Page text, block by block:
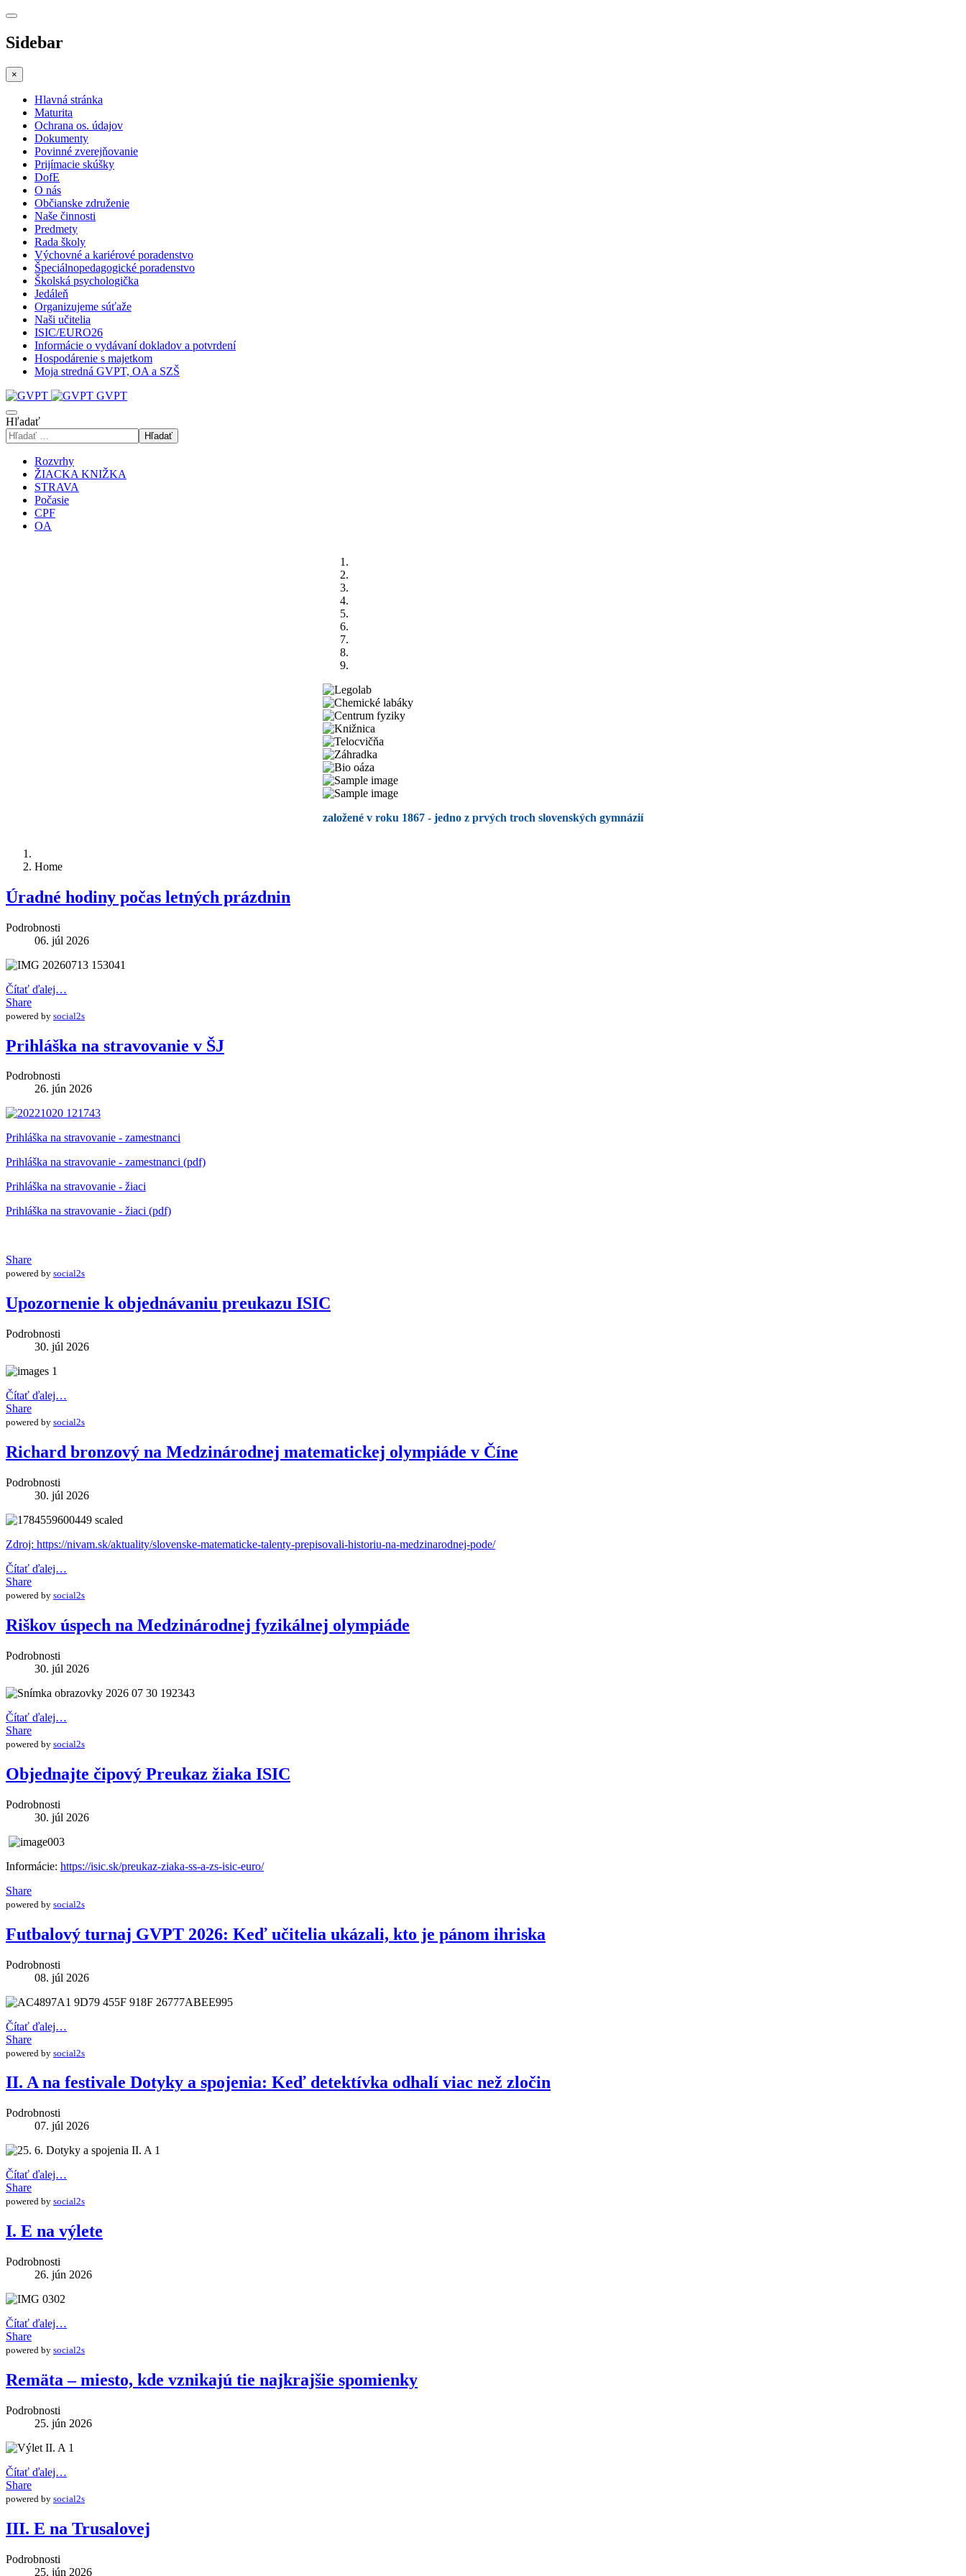
Sidebar
×
Hlavná stránka
Maturita
Ochrana os. údajov
Dokumenty
Povinné zverejňovanie
Prijímacie skúšky
DofE
O nás
Občianske združenie
Naše činnosti
Predmety
Rada školy
Výchovné a kariérové poradenstvo
Špeciálnopedagogické poradenstvo
Školská psychologička
Jedáleň
Organizujeme súťaže
Naši učitelia
ISIC/EURO26
Informácie o vydávaní dokladov a potvrdení
Hospodárenie s majetkom
Moja stredná GVPT, OA a SZŠ
GVPT
Hľadať
Hľadať
Rozvrhy
ŽIACKA KNIŽKA
STRAVA
Počasie
CPF
OA
založené v roku 1867 - jedno z prvých troch slovenských gymnázií
Home
Úradné hodiny počas letných prázdnin
Podrobnosti
06. júl 2026
Čítať ďalej…
Share
powered by social2s
Prihláška na stravovanie v ŠJ
Podrobnosti
26. jún 2026
Prihláška na stravovanie - zamestnanci
Prihláška na stravovanie - zamestnanci (pdf)
Prihláška na stravovanie - žiaci
Prihláška na stravovanie - žiaci (pdf)
Share
powered by social2s
Upozornenie k objednávaniu preukazu ISIC
Podrobnosti
30. júl 2026
Čítať ďalej…
Share
powered by social2s
Richard bronzový na Medzinárodnej matematickej olympiáde v Číne
Podrobnosti
30. júl 2026
Zdroj: https://nivam.sk/aktuality/slovenske-matematicke-talenty-prepisovali-historiu-na-medzinarodnej-pode/
Čítať ďalej…
Share
powered by social2s
Riškov úspech na Medzinárodnej fyzikálnej olympiáde
Podrobnosti
30. júl 2026
Čítať ďalej…
Share
powered by social2s
Objednajte čipový Preukaz žiaka ISIC
Podrobnosti
30. júl 2026
Informácie: https://isic.sk/preukaz-ziaka-ss-a-zs-isic-euro/
Share
powered by social2s
Futbalový turnaj GVPT 2026: Keď učitelia ukázali, kto je pánom ihriska
Podrobnosti
08. júl 2026
Čítať ďalej…
Share
powered by social2s
II. A na festivale Dotyky a spojenia: Keď detektívka odhalí viac než zločin
Podrobnosti
07. júl 2026
Čítať ďalej…
Share
powered by social2s
I. E na výlete
Podrobnosti
26. jún 2026
Čítať ďalej…
Share
powered by social2s
Remäta – miesto, kde vznikajú tie najkrajšie spomienky
Podrobnosti
25. jún 2026
Čítať ďalej…
Share
powered by social2s
III. E na Trusalovej
Podrobnosti
25. jún 2026